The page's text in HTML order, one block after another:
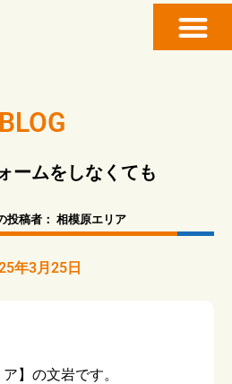
BLOG
ームをしなくても
投稿者： 相模原エリア
年3月25日
】の文岩です。